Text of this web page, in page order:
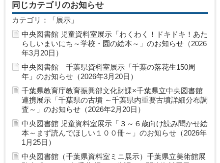
同じカテゴリのお知らせ
カテゴリ：「展示」
中央図書館 児童資料室展示「わくわく！ドキドキ！あた
らしいまいにち～学校・園の絵本～」のお知らせ（2026
年3月20日）
中央図書館 千葉県資料室展示「千葉の落花生150周
年」のお知らせ（2026年3月20日）
千葉県教育庁教育振興部文化財課×千葉県立中央図書館
連携展示「千葉県の古墳 ～千葉県内重要古墳詳細分布調
査～」のお知らせ（2026年2月20日）
中央図書館 児童資料室展示「３～６歳向け読み聞かせ絵
本～まず読んでほしい１００冊～」のお知らせ（2026年
1月25日）
中央図書館（千葉県資料室ミニ展示）千葉県立美術館展